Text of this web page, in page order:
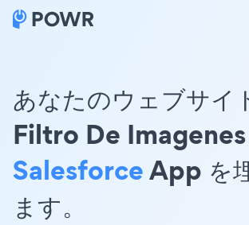
あなたのウェブサイ
Filtro De Imagenes
SalesforceApp を
ます。